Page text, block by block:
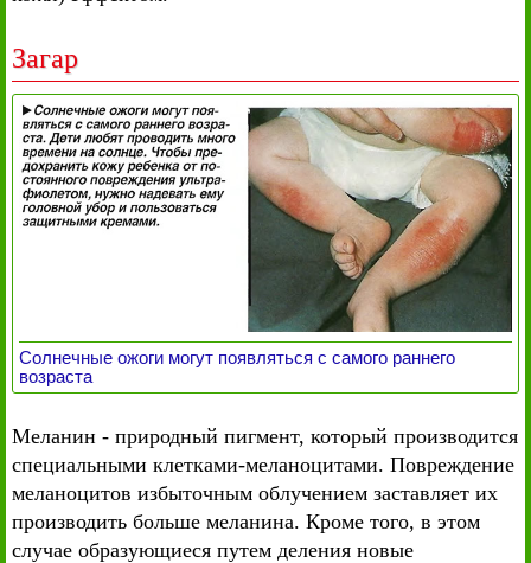
Загар
Солнечные ожоги могут появляться с самого раннего
возраста
Меланин - природный пигмент, который производится
специальными клетками-меланоцитами. Повреждение
меланоцитов избыточным облучением заставляет их
производить больше меланина. Кроме того, в этом
случае образующиеся путем деления новые